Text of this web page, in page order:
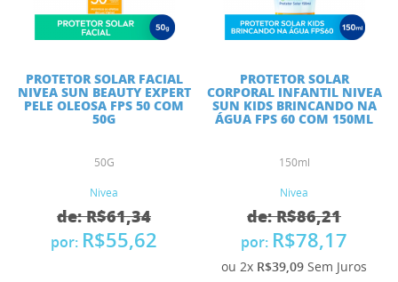
PROTETOR SOLAR FACIAL
NIVEA SUN BEAUTY EXPERT
PELE OLEOSA FPS 50 COM
50G
50G
Nivea
de: R$61,34
por: R$55,62
PROTETOR SOLAR
CORPORAL INFANTIL NIVEA
SUN KIDS BRINCANDO NA
ÁGUA FPS 60 COM 150ML
150ml
Nivea
de: R$86,21
por: R$78,17
ou 2x R$39,09 Sem Juros